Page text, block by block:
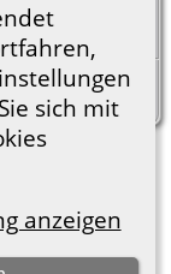
sich mit
anzeigen
|
2001-2026.